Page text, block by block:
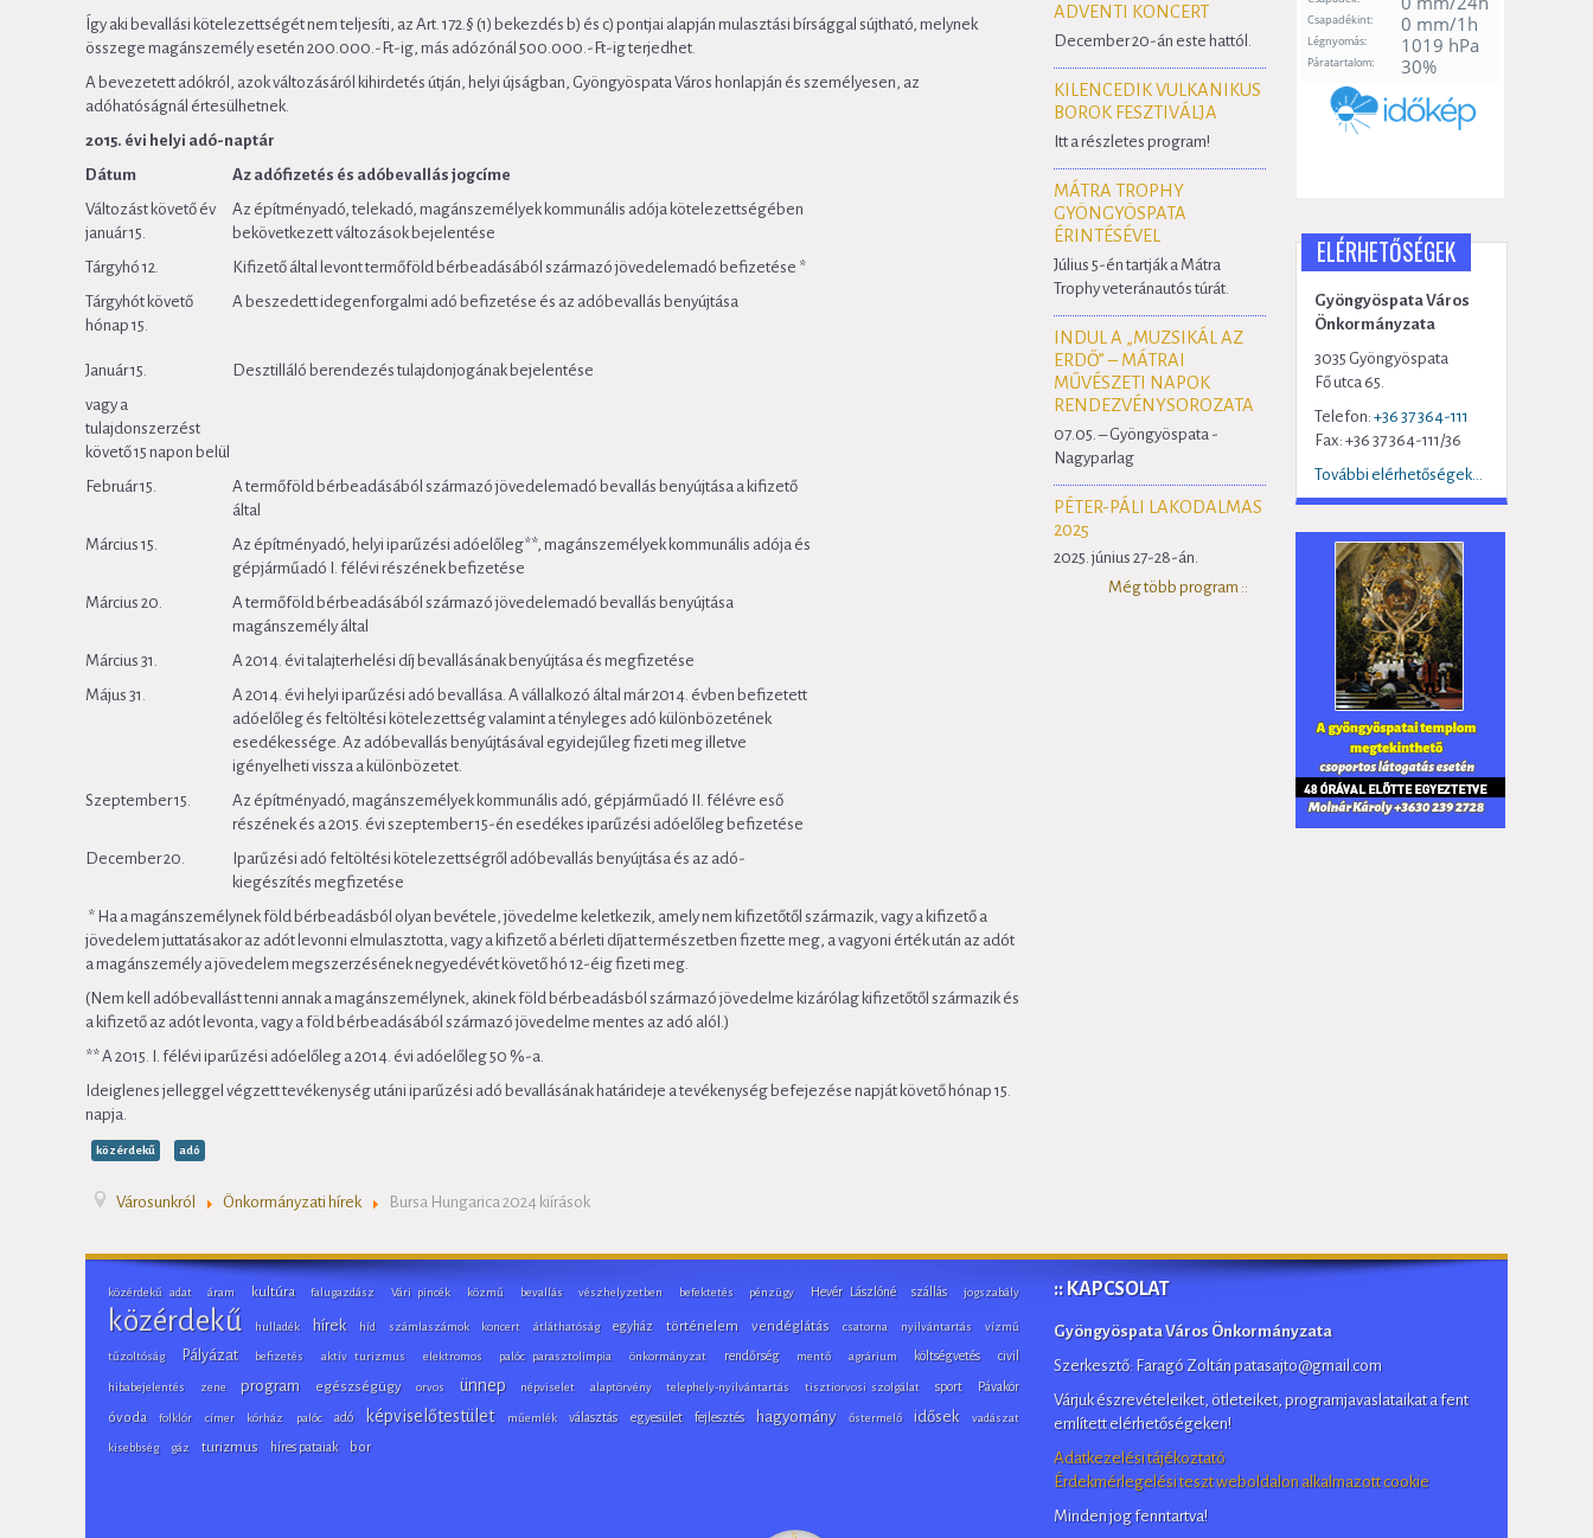
Így aki bevallási kötelezettségét nem teljesíti, az Art. 172.§ (1) bekezdés b) és c) pontjai alapján mulasztási bírsággal sújtható, melynek
összege magánszemély esetén 200.000.-Ft-ig, más adózónál 500.000.-Ft-ig terjedhet.
A bevezetett adókról, azok változásáról kihirdetés útján, helyi újságban, Gyöngyöspata Város honlapján és személyesen, az
adóhatóságnál értesülhetnek.
2015. évi helyi adó-naptár
Dátum
Az adófizetés és adóbevallás jogcíme
Változást követő év
január 15.
Az építményadó, telekadó, magánszemélyek kommunális adója kötelezettségében
bekövetkezett változások bejelentése
Tárgyhó 12.
Kifizető által levont termőföld bérbeadásából származó jövedelemadó befizetése *
Tárgyhót követő
hónap 15.
A beszedett idegenforgalmi adó befizetése és az adóbevallás benyújtása
Január 15.
vagy a
tulajdonszerzést
követő 15 napon belül
Desztilláló berendezés tulajdonjogának bejelentése
Február 15.
A termőföld bérbeadásából származó jövedelemadó bevallás benyújtása a kifizető
által
Március 15.
Az építményadó, helyi iparűzési adóelőleg**, magánszemélyek kommunális adója és
gépjárműadó I. félévi részének befizetése
Március 20.
A termőföld bérbeadásából származó jövedelemadó bevallás benyújtása
magánszemély által
Március 31.
A 2014. évi talajterhelési díj bevallásának benyújtása és megfizetése
Május 31.
A 2014. évi helyi iparűzési adó bevallása. A vállalkozó által már 2014. évben befizetett
adóelőleg és feltöltési kötelezettség valamint a tényleges adó különbözetének
esedékessége. Az adóbevallás benyújtásával egyidejűleg fizeti meg illetve
igényelheti vissza a különbözetet.
Szeptember 15.
Az építményadó, magánszemélyek kommunális adó, gépjárműadó II. félévre eső
részének és a 2015. évi szeptember 15-én esedékes iparűzési adóelőleg befizetése
December 20.
Iparűzési adó feltöltési kötelezettségről adóbevallás benyújtása és az adó-
kiegészítés megfizetése
* Ha a magánszemélynek föld bérbeadásból olyan bevétele, jövedelme keletkezik, amely nem kifizetőtől származik, vagy a kifizető a
jövedelem juttatásakor az adót levonni elmulasztotta, vagy a kifizető a bérleti díjat természetben fizette meg, a vagyoni érték után az adót
a magánszemély a jövedelem megszerzésének negyedévét követő hó 12-éig fizeti meg.
(Nem kell adóbevallást tenni annak a magánszemélynek, akinek föld bérbeadásból származó jövedelme kizárólag kifizetőtől származik és
a kifizető az adót levonta, vagy a föld bérbeadásából származó jövedelme mentes az adó alól.)
** A 2015. I. félévi iparűzési adóelőleg a 2014. évi adóelőleg 50 %-a.
Ideiglenes jelleggel végzett tevékenység utáni iparűzési adó bevallásának határideje a tevékenység befejezése napját követő hónap 15.
napja.
közérdekű adó
ADVENTI KONCERT
December 20-án este hattól.
KILENCEDIK VULKANIKUS
BOROK FESZTIVÁLJA
Itt a részletes program!
MÁTRA TROPHY
GYÖNGYÖSPATA
ÉRINTÉSÉVEL
Július 5-én tartják a Mátra
Trophy veteránautós túrát.
INDUL A „MUZSIKÁL AZ
ERDŐ” – MÁTRAI
MŰVÉSZETI NAPOK
RENDEZVÉNYSOROZATA
07.05. – Gyöngyöspata -
Nagyparlag
PÉTER-PÁLI LAKODALMAS
2025
2025. június 27-28-án.
Még több program ::
ELÉRHETŐSÉGEK
Gyöngyöspata Város
Önkormányzata
3035 Gyöngyöspata
Fő utca 65.
Telefon:+36 37 364-111
Fax: +36 37 364-111/36
További elérhetőségek...
Városunkról Önkormányzati hírek Bursa Hungarica 2024 kiírások
közérdekű adat áram kultúra falugazdász Vári pincék közmű bevallás vészhelyzetben befektetés pénzügy Hevér Lászlóné szállás jogszabály
közérdekű hulladék hírek híd számlaszámok koncert átláthatóság egyház történelem vendéglátás csatorna nyilvántartás vízmű
tűzoltóság Pályázat befizetés aktív turizmus elektromos palóc parasztolimpia önkormányzat rendőrség mentő agrárium költségvetés civil
hibabejelentés zene program egészségügy orvos ünnep népviselet alaptörvény telephely-nyilvántartás tisztiorvosi szolgálat sport Pávakör
óvoda folklór címer kórház palóc adó képviselőtestület műemlék választás egyesület fejlesztés hagyomány őstermelő idősek vadászat
kisebbség gáz turizmus híres pataiak bor
:: KAPCSOLAT
Gyöngyöspata Város Önkormányzata
Szerkesztő: Faragó Zoltán patasajto@gmail.com
Várjuk észrevételeiket, ötleteiket, programjavaslataikat a fent
említett elérhetőségeken!
Adatkezelési tájékoztató
Érdekmérlegelési teszt weboldalon alkalmazott cookie
Minden jog fenntartva!